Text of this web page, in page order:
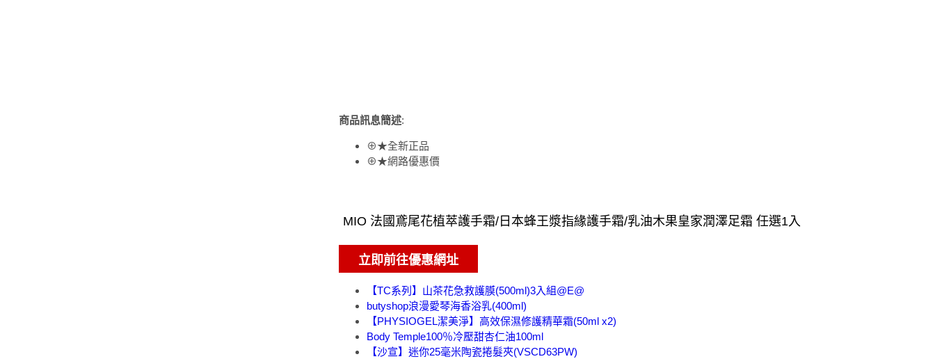
商品訊息簡述:
⊕★全新正品
⊕★網路優惠價
【TC系列】山茶花急救護膜(500ml)3入組@E@
butyshop浪漫愛琴海香浴乳(400ml)
【PHYSIOGEL潔美淨】高效保濕修護精華霜(50ml x2)
Body Temple100％冷壓甜杏仁油100ml
【沙宣】迷你25毫米陶瓷捲髮夾(VSCD63PW)